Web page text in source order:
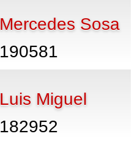
Mercedes Sosa
190581
Luis Miguel
182952